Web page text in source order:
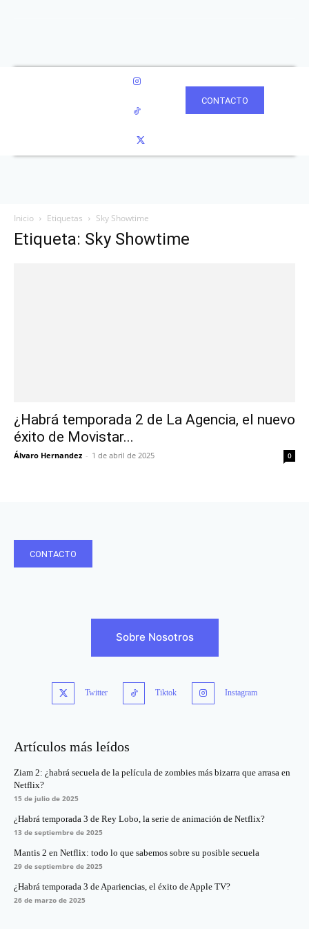
CONTACTO
Inicio Etiquetas Sky Showtime
Etiqueta: Sky Showtime
¿Habrá temporada 2 de La Agencia, el nuevo
éxito de Movistar...
Álvaro Hernandez - 1 de abril de 2025 0
CONTACTO
Sobre Nosotros
Twitter Tiktok Instagram
Artículos más leídos
Ziam 2: ¿habrá secuela de la película de zombies más bizarra que arrasa en
Netflix?
15 de julio de 2025
¿Habrá temporada 3 de Rey Lobo, la serie de animación de Netflix?
13 de septiembre de 2025
Mantis 2 en Netflix: todo lo que sabemos sobre su posible secuela
29 de septiembre de 2025
¿Habrá temporada 3 de Apariencias, el éxito de Apple TV?
26 de marzo de 2025